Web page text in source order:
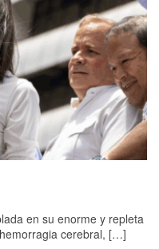
en su enorme y repleta
cerebral, […]